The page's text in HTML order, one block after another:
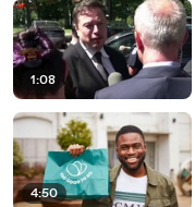
1:08
4:50